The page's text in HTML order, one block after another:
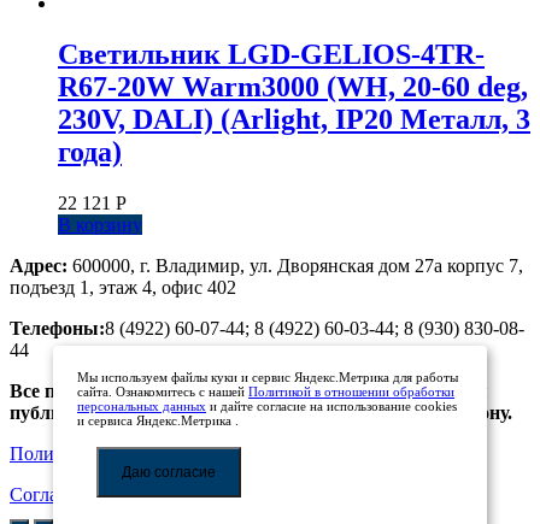
Светильник LGD-GELIOS-4TR-
R67-20W Warm3000 (WH, 20-60 deg,
230V, DALI) (Arlight, IP20 Металл, 3
года)
22 121 Р
В корзину
Адрес: 600000, г. Владимир, ул. Дворянская дом 27а корпус 7,
подъезд 1, этаж 4, офис 402
Телефоны:8 (4922) 60-07-44; 8 (4922) 60-03-44; 8 (930) 830-08-
44
Все предложения, размещенные на сайте, не являются
публичной офертой. Просьба уточнять цены по телефону.
Политика обработки персональных данных
Соглашение на обработку персональных данных
Мы используем файлы куки и сервис Яндекс.Метрика для работы
сайта. Ознакомитесь с нашей Политикой в отношении обработки
персональных данных и дайте согласие на использование cookies
и сервиса Яндекс.Метрика .
Даю согласие